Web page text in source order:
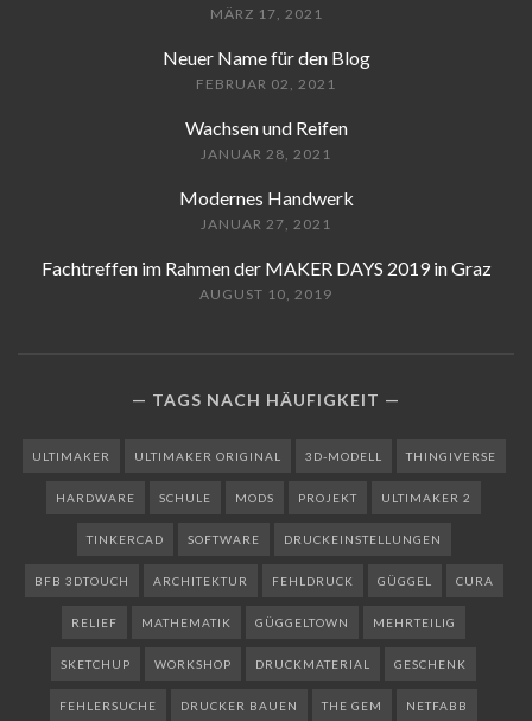
MÄRZ 17, 2021
Neuer Name für den Blog
FEBRUAR 02, 2021
Wachsen und Reifen
JANUAR 28, 2021
Modernes Handwerk
JANUAR 27, 2021
Fachtreffen im Rahmen der MAKER DAYS 2019 in Graz
AUGUST 10, 2019
TAGS NACH HÄUFIGKEIT
ULTIMAKER ULTIMAKER ORIGINAL 3D-MODELL THINGIVERSE
HARDWARE SCHULE MODS PROJEKT ULTIMAKER 2
TINKERCAD SOFTWARE DRUCKEINSTELLUNGEN
BFB 3DTOUCH ARCHITEKTUR FEHLDRUCK GÜGGEL CURA
RELIEF MATHEMATIK GÜGGELTOWN MEHRTEILIG
SKETCHUP WORKSHOP DRUCKMATERIAL GESCHENK
FEHLERSUCHE DRUCKER BAUEN THE GEM NETFABB